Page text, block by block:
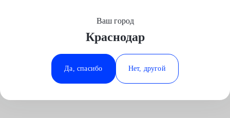
Минеральные Воды
Ростов-на-Дону
Ставрополь
Ваш город
Краснодар
Да, спасибо Нет, другой
ОтзывыАвтосервис
Трансмиссия
Замена цилиндра сцепления для
Audi в Краснодаре